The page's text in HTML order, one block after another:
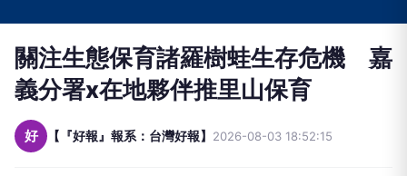
關注生態保育諸羅樹蛙生存危機 嘉
義分署x在地夥伴推里山保育
好 【『好報』報系：台灣好報】 2026-08-03 18:52:15